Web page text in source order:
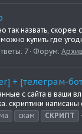
назвать,
купить где
7 Форум:
+ [телеграм-
с сайта в ваши
скриптики написаны
скам СКРИПТ